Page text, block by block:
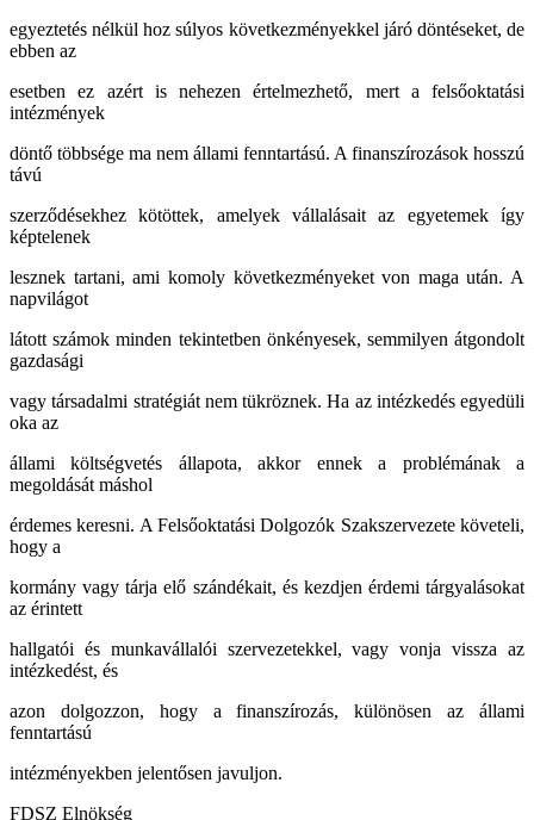
egyeztetés nélkül hoz súlyos következményekkel járó döntéseket, de
ebben az
esetben ez azért is nehezen értelmezhető, mert a felsőoktatási
intézmények
döntő többsége ma nem állami fenntartású. A finanszírozások hosszú
távú
szerződésekhez kötöttek, amelyek vállalásait az egyetemek így
képtelenek
lesznek tartani, ami komoly következményeket von maga után. A
napvilágot
látott számok minden tekintetben önkényesek, semmilyen átgondolt
gazdasági
vagy társadalmi stratégiát nem tükröznek. Ha az intézkedés egyedüli
oka az
állami költségvetés állapota, akkor ennek a problémának a
megoldását máshol
érdemes keresni. A Felsőoktatási Dolgozók Szakszervezete követeli,
hogy a
kormány vagy tárja elő szándékait, és kezdjen érdemi tárgyalásokat
az érintett
hallgatói és munkavállalói szervezetekkel, vagy vonja vissza az
intézkedést, és
azon dolgozzon, hogy a finanszírozás, különösen az állami
fenntartású
intézményekben jelentősen javuljon.
FDSZ Elnökség